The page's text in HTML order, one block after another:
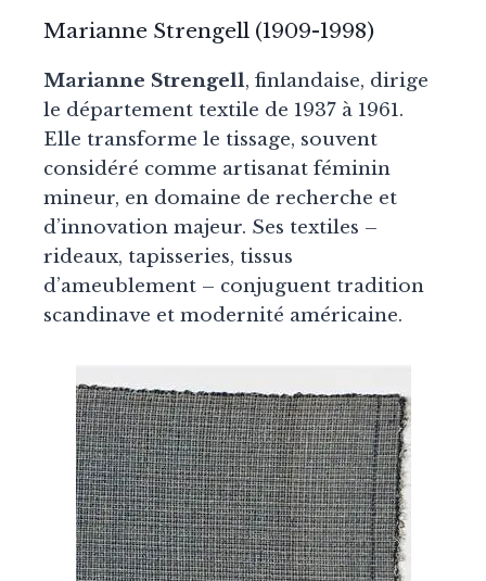
Marianne Strengell (1909-1998)
Marianne Strengell, finlandaise, dirige
le département textile de 1937 à 1961.
Elle transforme le tissage, souvent
considéré comme artisanat féminin
mineur, en domaine de recherche et
d’innovation majeur. Ses textiles –
rideaux, tapisseries, tissus
d’ameublement – conjuguent tradition
scandinave et modernité américaine.